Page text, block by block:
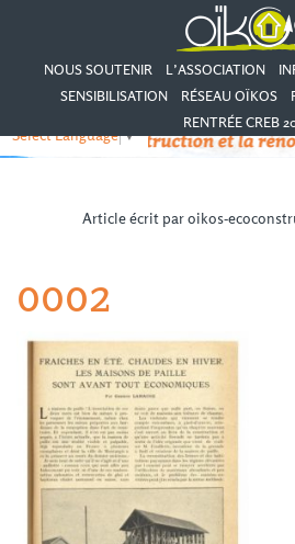
NOUS SOUTENIR L’ASSOCIATION
SENSIBILISATION
RÉSEAU OÏKOS
RENTRÉE CREB
Select Language▼
Article écrit par oikos-
0002